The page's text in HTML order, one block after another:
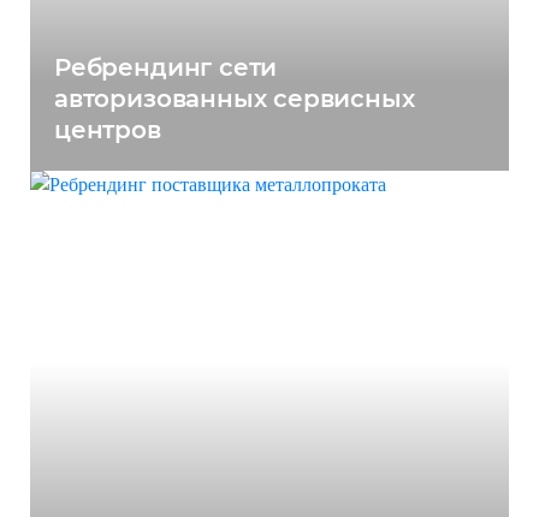
Ребрендинг сети
авторизованных сервисных
центров